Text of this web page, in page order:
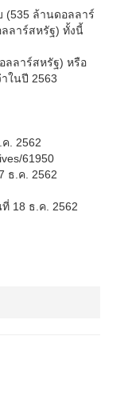
(535 ล้านดอลลาร์
ลาร์สหรัฐ) ทั้งนี้
ลลาร์สหรัฐ) หรือ
ในปี 2563
. 2562
61950
ธ.ค. 2562
18 ธ.ค. 2562